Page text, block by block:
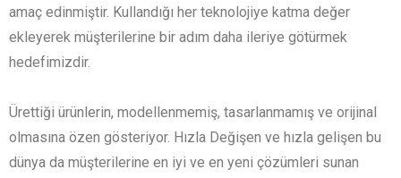
amaç edinmiştir. Kullandığı her teknolojiye katma değer
ekleyerek müşterilerine bir adım daha ileriye götürmek
hedefimizdir.
Ürettiği ürünlerin, modellenmemiş, tasarlanmamış ve orijinal
olmasına özen gösteriyor. Hızla Değişen ve hızla gelişen bu
dünya da müşterilerine en iyi ve en yeni çözümleri sunan